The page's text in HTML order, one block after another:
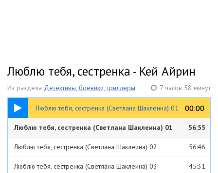
Люблю тебя, сестренка - Кей Айрин
Из раздела Детективы, боевики, триллеры 7 часов 58 минут
Люблю тебя, сестренка (Светлана Шаклеина) 01 00:00
00:00
56:55
Люблю тебя, сестренка (Светлана Шаклеина) 01 56:55
Люблю тебя, сестренка (Светлана Шаклеина) 02 56:46
Люблю тебя, сестренка (Светлана Шаклеина) 03 45:31